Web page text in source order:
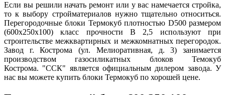
Если вы решили начать ремонт или у вас намечается стройка,
то к выбору стройматериалов нужно тщательно относиться.
Перегородочные блоки Термокуб плотностью D500 размером
(600x250x100) класс прочности В 2,5 используют при
строительстве межквартирных и межкомнатных перегородок.
Завод г. Кострома (ул. Мелиоративная, д. 3) занимается
производством газосиликатных блоков Темокуб
Кострома. "ССК" является официальным дилером завода. У
нас вы можете купить блоки Термокуб по хорошей цене.